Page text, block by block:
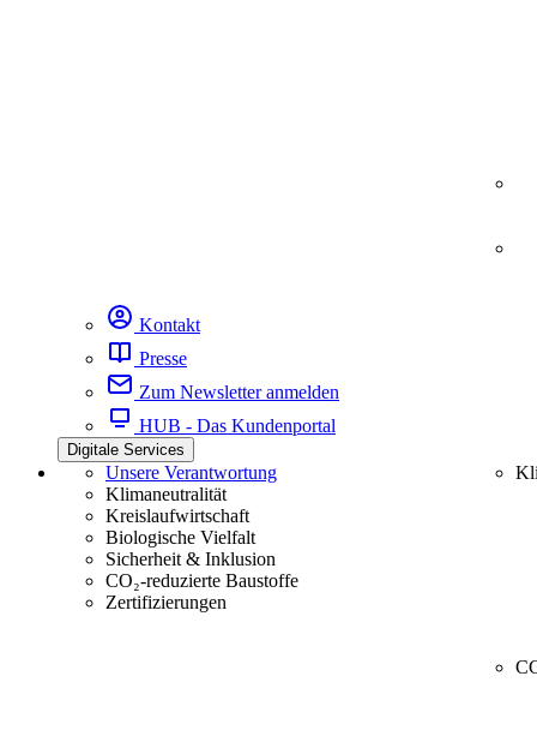
Kontakt
Presse
Zum Newsletter anmelden
HUB - Das Kundenportal
Digitale Services
Unsere Verantwortung
Klimaneutralität
Kreislaufwirtschaft
Biologische Vielfalt
Sicherheit & Inklusion
CO₂-reduzierte Baustoffe
Zertifizierungen